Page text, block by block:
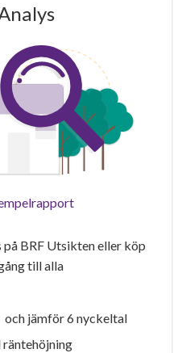
BRF Utsikten eller köp
till alla
jämför 6 nyckeltal
räntehöjning